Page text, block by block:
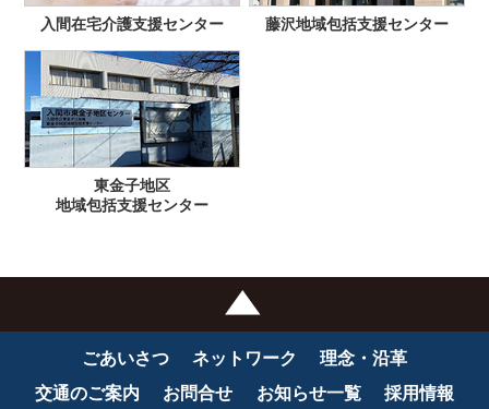
入間在宅介護支援センター 藤沢地域包括支援センター
東金子地区
地域包括支援センター
ごあいさつ ネットワーク
理念・沿革
交通のご案内
お問合せ お知らせ一覧
採用情報